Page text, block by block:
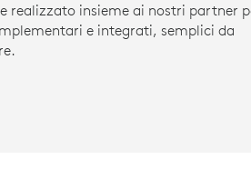
realizzato insieme ai nostri partner
e integrati, semplici da